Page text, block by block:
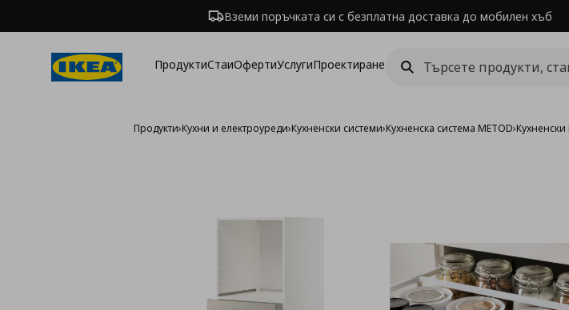
Вземи поръчката си с безплатна доставка до мобилен хъб
ПродуктиСтаиОфертиУслугиПроектиране
Продукти›Кухни и електроуреди›Кухненски системи›Кухненска система METOD›